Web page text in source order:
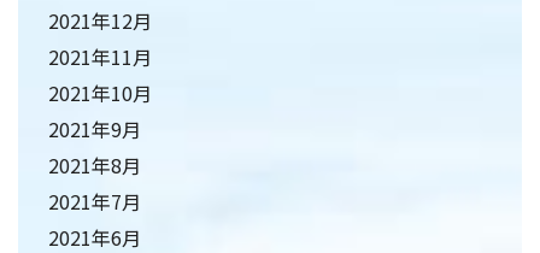
2021年12月
2021年11月
2021年10月
2021年9月
2021年8月
2021年7月
2021年6月